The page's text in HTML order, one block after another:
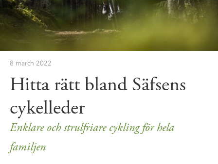
8 march 2022
Hitta rätt bland Säfsens
cykelleder
Enklare och strulfriare cykling för hela
familjen